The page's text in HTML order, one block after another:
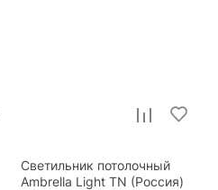
Светильник потолочный
Ambrella Light TN (Россия)